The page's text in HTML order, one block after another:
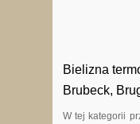
Bielizna
Brubeck,
W tej kategorii